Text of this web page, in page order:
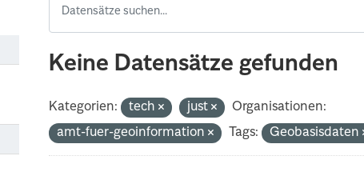
Keine Datensätze gefunden
Kategorien: tech just
Organisationen:
amt-fuer-geoinformation
Tags: Geobasisdaten